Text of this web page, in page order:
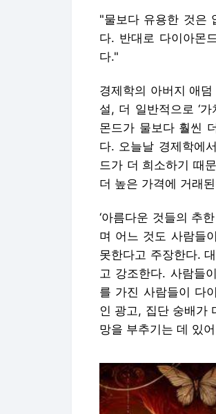
"물보다 유용한 것은
다. 반대로 다이아몬
다."
경제학의 아버지 애
설, 더 일반적으로 ‘
몬드가 물보다 훨씬
다. 오늘날 경제학에
드가 더 희소하기 때
더 높은 가격에 거래
‘아름다운 것들의 추
며 어느 것도 사람들
못한다고 주장한다.
고 강조한다. 사람들
를 가진 사람들이 다
인 광고, 집단 숭배가
망을 부추기는 데 있